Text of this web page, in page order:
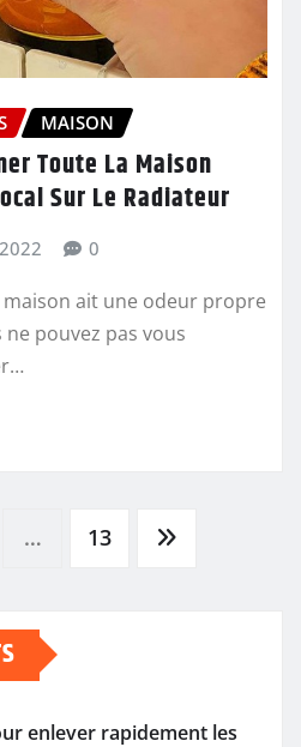
MAISON
Toute La Maison
Sur Le Radiateur
0
ait une odeur propre
pouvez pas vous
… 13
enlever rapidement les